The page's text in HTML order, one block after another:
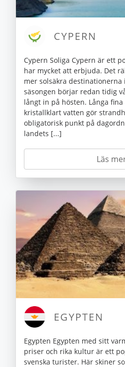
CYPERN
Cypern Soliga Cypern är ett
har mycket att erbjuda. Det
mer solsäkra destinationerna
säsongen börjar redan tidig
långt in på hösten. Långa
kristallklart vatten gör
obligatorisk punkt på
landets [...]
Läs
EGYPTEN
Egypten Egypten med sitt
priser och rika kultur är ett
svenska turister. Här skiner